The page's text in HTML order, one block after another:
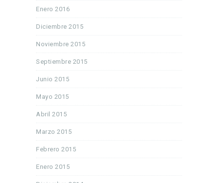
Enero 2016
Diciembre 2015
Noviembre 2015
Septiembre 2015
Junio 2015
Mayo 2015
Abril 2015
Marzo 2015
Febrero 2015
Enero 2015